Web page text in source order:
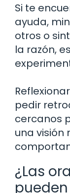
Si te
ayuda,
otros o
la razón,
pedir
cercanos
una visión
¿Las